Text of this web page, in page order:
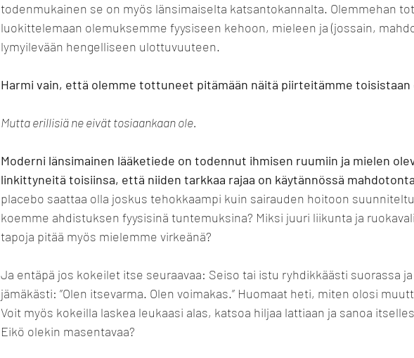
todenmukainen se on myös länsimaiselta katsantokannalta. Olemmehan
luokittelemaan olemuksemme fyysiseen kehoon, mieleen ja (jossain,
lymyilevään hengelliseen ulottuvuuteen.
Harmi vain, että olemme tottuneet pitämään näitä piirteitämme toisistaan
Mutta erillisiä ne eivät tosiaankaan ole.
Moderni länsimainen lääketiede on todennut ihmisen ruumiin ja mielen
linkittyneitä toisiinsa, että niiden tarkkaa rajaa on käytännössä
placebo saattaa olla joskus tehokkaampi kuin sairauden hoitoon
koemme ahdistuksen fyysisinä tuntemuksina? Miksi juuri liikunta ja
tapoja pitää myös mielemme virkeänä?
Ja entäpä jos kokeilet itse seuraavaa: Seiso tai istu ryhdikkäästi suorassa
jämäkästi: ”Olen itsevarma. Olen voimakas.” Huomaat heti, miten olosi
Voit myös kokeilla laskea leukaasi alas, katsoa hiljaa lattiaan ja sanoa
Eikö olekin masentavaa?